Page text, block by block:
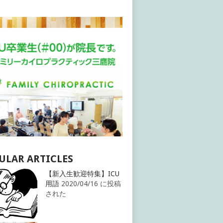
ARTICLES
【新入生歓迎特集】ICU
用語 2020/04/16 に投稿
された